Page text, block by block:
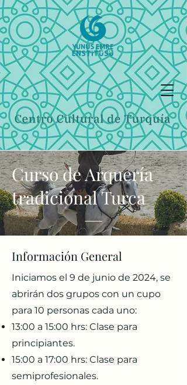
Curso de Arquería
tradicional Turca
Información General
Iniciamos el 9 de junio de 2024, se
abrirán dos grupos con un cupo
para 10 personas cada uno:
13:00 a 15:00 hrs: Clase para
principiantes.
15:00 a 17:00 hrs: Clase para
semiprofesionales.